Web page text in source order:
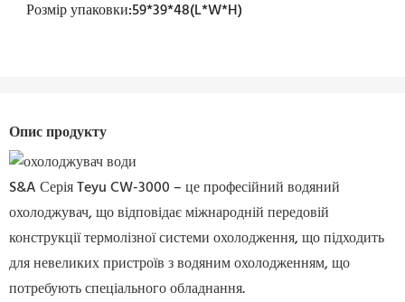
Розмір упаковки:59*39*48(L*W*H)
Опис продукту
S&A Серія Teyu CW-3000 – це професійний водяний
охолоджувач, що відповідає міжнародній передовій
конструкції термолізної системи охолодження, що підходить
для невеликих пристроїв з водяним охолодженням, що
потребують спеціального обладнання.